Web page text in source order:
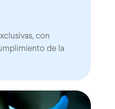
con
de la